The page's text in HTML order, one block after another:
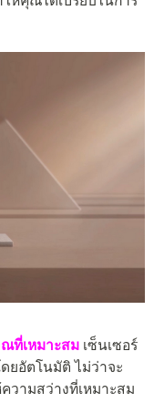
ที่เหมาะสม เซ็นเซอร์
ยอัตโนมัติ ไม่ว่าจะ
วามสว่างที่เหมาะสม